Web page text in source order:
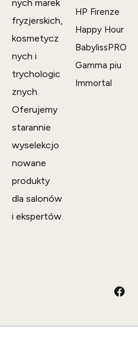
nych marek
fryzjerskich,
kosmetycz
nych i
trychologic
znych.
Oferujemy
starannie
wyselekcjo
nowane
produkty
dla salonów
i ekspertów.
HP Firenze
Happy Hour
BabylissPRO
Gamma piu
Immortal